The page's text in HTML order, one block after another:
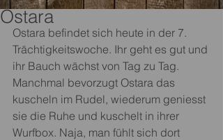
Ostara
Ostara befindet sich heute in der 7.
Trächtigkeitswoche. Ihr geht es gut und
ihr Bauch wächst von Tag zu Tag.
Manchmal bevorzugt Ostara das
kuscheln im Rudel, wiederum geniesst
sie die Ruhe und kuschelt in ihrer
Wurfbox. Naja, man fühlt sich dort